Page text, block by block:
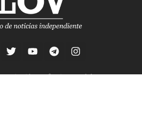
que funciona en el departamento